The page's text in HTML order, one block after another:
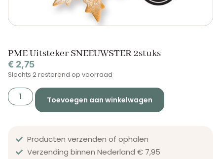
PME Uitsteker SNEEUWSTER 2stuks
€ 2,75
Slechts 2 resterend op voorraad
Toevoegen aan winkelwagen
Producten verzenden of ophalen
Verzending binnen Nederland € 7,95